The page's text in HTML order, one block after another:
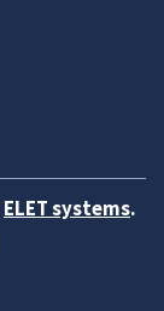
ELET systems.